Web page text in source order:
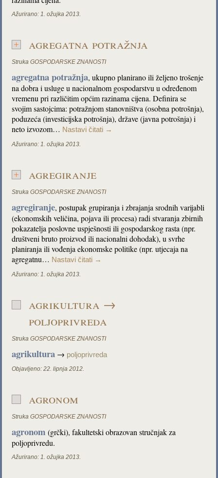
Ažurirano: 1. ožujka 2013.
agregatna potražnja
Struka GOSPODARSKE ZNANOSTI
agregatna potražnja, ukupno planirano ili željeno trošenje
na dobra i usluge u nacionalnom gospodarstvu u određenom
vremenu pri različitim općim razinama cijena. Definira se
svojim sastojcima: potražnjom stanovništva (osobna potrošnja),
poduzeća (investicijska potrošnja), države (javna potrošnja) i
neto izvozom… Nastavi čitati →
Ažurirano: 1. ožujka 2013.
agregiranje
Struka GOSPODARSKE ZNANOSTI
agregiranje, postupak grupiranja i zbrajanja srodnih varijabli
(ekonomskih veličina, pojava ili procesa) radi stvaranja zbirnih
pokazatelja poslovne uspješnosti ili gospodarskog rasta (npr.
društveni bruto proizvod ili nacionalni dohodak), u svrhe
planiranja ili vođenja ekonomske politike (npr. utjecaja na
agregatnu… Nastavi čitati →
Ažurirano: 1. ožujka 2013.
agrikultura →
poljoprivreda
Struka GOSPODARSKE ZNANOSTI
agrikultura → poljoprivreda
Objavljeno: 22. lipnja 2012.
agronom
Struka GOSPODARSKE ZNANOSTI
agronom (grčki), fakultetski obrazovan stručnjak za
poljoprivredu.
Ažurirano: 1. ožujka 2013.